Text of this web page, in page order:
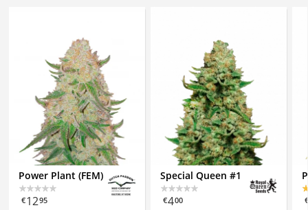
Power Plant (FEM)
€1295
Special Queen #1
€400